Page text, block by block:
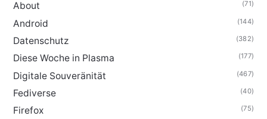
About (71)
Android (144)
Datenschutz (382)
Diese Woche in Plasma (177)
Digitale Souveränität (467)
Fediverse (40)
Firefox (75)